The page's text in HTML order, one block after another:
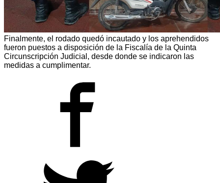
Finalmente, el rodado quedó incautado y los aprehendidos
fueron puestos a disposición de la Fiscalía de la Quinta
Circunscripción Judicial, desde donde se indicaron las
medidas a cumplimentar.